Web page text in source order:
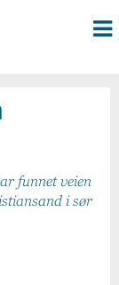
funnet veien
i sør